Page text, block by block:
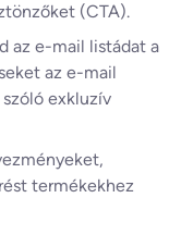
(CTA).
az e-mail listádat a
az e-mail
exkluzív
termékekhez